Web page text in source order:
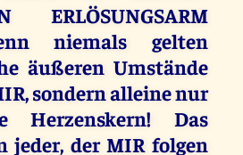
ERLÖSUNGSARM
niemals gelten
äußeren Umstände
sondern alleine nur
Herzenskern! Das
jeder, der MIR folgen